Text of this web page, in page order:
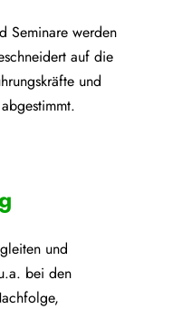
Seminare werden
auf die
und
und
bei den